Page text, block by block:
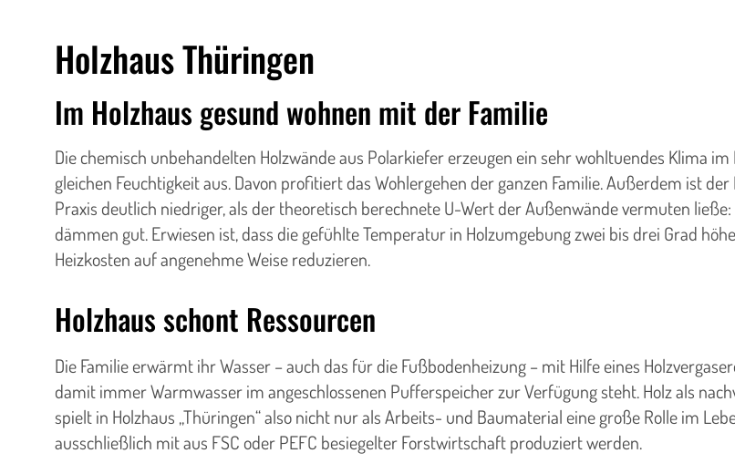
Holzhaus Thüringen
Im Holzhaus gesund wohnen mit der Familie
Die chemisch unbehandelten Holzwände aus Polarkiefer erzeugen ein sehr wohltuendes Klima
gleichen Feuchtigkeit aus. Davon profitiert das Wohlergehen der ganzen Familie. Außerdem ist
Praxis deutlich niedriger, als der theoretisch berechnete U-Wert der Außenwände vermuten
dämmen gut. Erwiesen ist, dass die gefühlte Temperatur in Holzumgebung zwei bis drei Grad
Heizkosten auf angenehme Weise reduzieren.
Holzhaus schont Ressourcen
Die Familie erwärmt ihr Wasser – auch das für die Fußbodenheizung – mit Hilfe eines
damit immer Warmwasser im angeschlossenen Pufferspeicher zur Verfügung steht. Holz als
spielt in Holzhaus „Thüringen“ also nicht nur als Arbeits- und Baumaterial eine große Rolle im
ausschließlich mit aus FSC oder PEFC besiegelter Forstwirtschaft produziert werden.